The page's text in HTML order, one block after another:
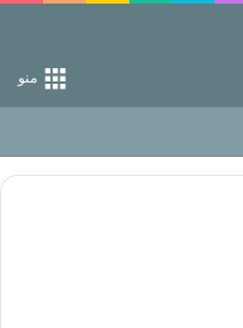
منو
از راه خداست‌!